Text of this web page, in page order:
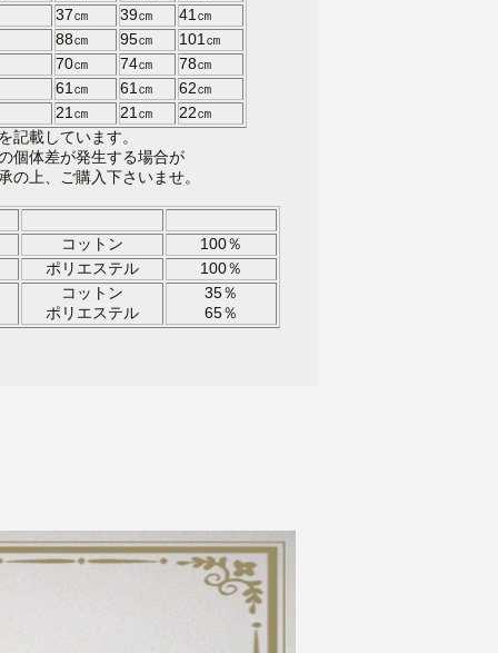
37㎝
39㎝
41㎝
88㎝
95㎝
101㎝
70㎝
74㎝
78㎝
61㎝
61㎝
62㎝
21㎝
21㎝
22㎝
載しています。
個体差が発生する場合が
の上、ご購入下さいませ。
コットン
100％
ポリエステル
100％
コットン
ポリエステル
35％
65％